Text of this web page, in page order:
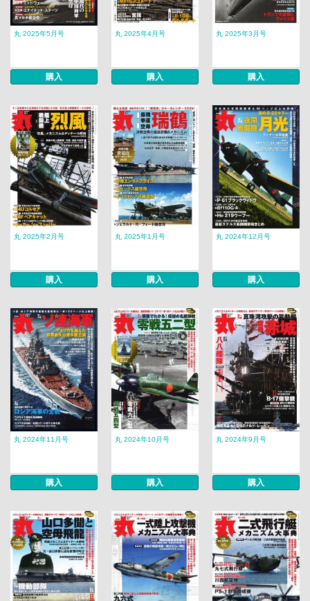
丸 2025年5月号
購入
丸 2025年4月号
購入
丸 2025年3月号
購入
丸 2025年2月号
購入
丸 2025年1月号
購入
丸 2024年12月号
購入
丸 2024年11月号
購入
丸 2024年10月号
購入
丸 2024年9月号
購入